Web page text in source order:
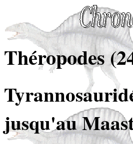
Théropodes
jusqu'au